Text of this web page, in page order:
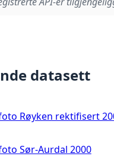
datasett
Røyken rektifisert
Sør-Aurdal 2000